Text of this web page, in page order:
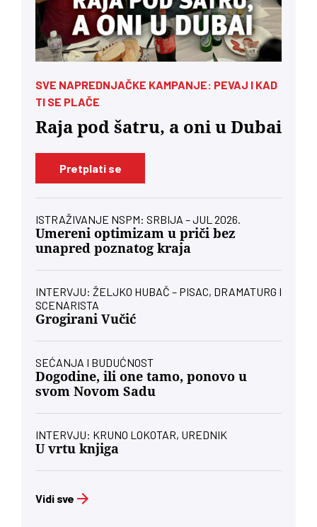
SVE NAPREDNJAČKE KAMPANJE: PEVAJ I KAD
TI SE PLAČE
Raja pod šatru, a oni u Dubai
Pretplati se
ISTRAŽIVANJE NSPM: SRBIJA – JUL 2026.
Umereni optimizam u priči bez
unapred poznatog kraja
INTERVJU: ŽELJKO HUBAČ – PISAC, DRAMATURG I
SCENARISTA
Grogirani Vučić
SEĆANJA I BUDUĆNOST
Dogodine, ili one tamo, ponovo u
svom Novom Sadu
INTERVJU: KRUNO LOKOTAR, UREDNIK
U vrtu knjiga
Vidi sve